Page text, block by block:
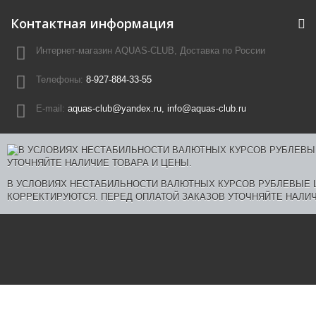
Контактная информация
Интернет-магазин AQUAS-CLUB, Доставка по России
Телефоны: 8-927-884-33-55
E-mail: aquas-club@yandex.ru, info@aquas-club.ru
В УСЛОВИЯХ НЕСТАБИЛЬНОСТИ ВАЛЮТНЫХ КУРСОВ РУБЛЕВЫЕ
КОРРЕКТИРУЮТСЯ. ПЕРЕД ОПЛАТОЙ ЗАКАЗОВ УТОЧНЯЙТЕ